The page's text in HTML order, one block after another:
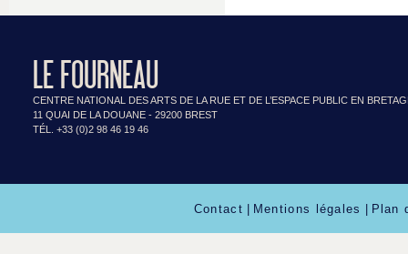
LE FOURNEAU
CENTRE NATIONAL DES ARTS DE LA RUE ET DE L’ESPACE PUBLIC EN
11 QUAI DE LA DOUANE - 29200 BREST
TÉL. +33 (0)2 98 46 19 46
Contact | Mentions légales | Plan